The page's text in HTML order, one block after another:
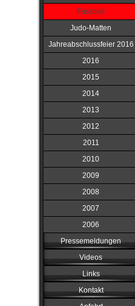
Fussball
Judo-Matten
Jahreabschlussfeier 2016
2016
2015
2014
2013
2012
2011
2010
2009
2008
2007
2006
Pressemeldungen
Videos
Links
Kontakt